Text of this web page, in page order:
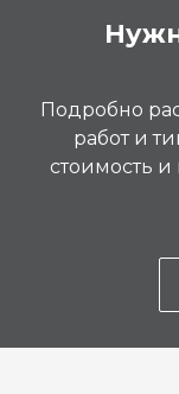
Подробно
работ и
стоимость